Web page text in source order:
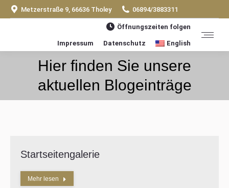
Metzerstraße 9, 66636 Tholey 06894/3883311
Öffnungszeiten folgen
Impressum Datenschutz English
Hier finden Sie unsere
aktuellen Blogeinträge
Startseitengalerie
Mehr lesen